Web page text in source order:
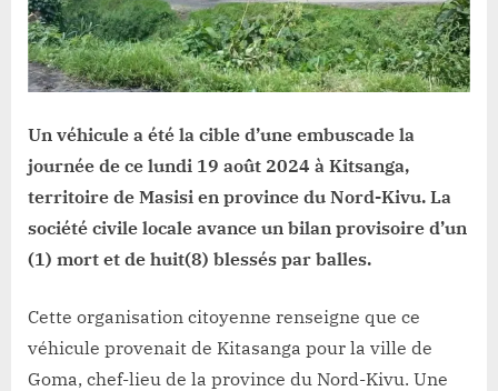
hommes
armés
à
Un véhicule a été la cible d’une embuscade la
journée de ce lundi 19 août 2024 à Kitsanga,
territoire de Masisi en province du Nord-Kivu. La
société civile locale avance un bilan provisoire d’un
(1) mort et de huit(8) blessés par balles.
Cette organisation citoyenne renseigne que ce
véhicule provenait de Kitasanga pour la ville de
Goma, chef-lieu de la province du Nord-Kivu. Une